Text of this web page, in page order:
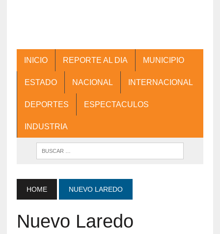
INICIO REPORTE AL DIA MUNICIPIO
ESTADO NACIONAL INTERNACIONAL
DEPORTES ESPECTACULOS
INDUSTRIA
HOME NUEVO LAREDO
Nuevo Laredo